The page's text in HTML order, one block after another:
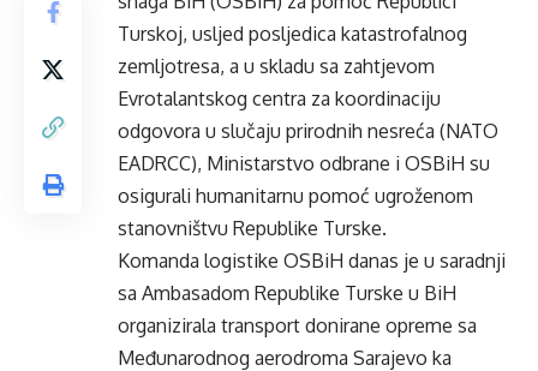
Turskoj, usljed posljedica katastrofalnog
zemljotresa, a u skladu sa zahtjevom
Evrotalantskog centra za koordinaciju
odgovora u slučaju prirodnih nesreća (NATO
EADRCC), Ministarstvo odbrane i OSBiH su
osigurali humanitarnu pomoć ugroženom
stanovništvu Republike Turske.
Komanda logistike OSBiH danas je u saradnji
sa Ambasadom Republike Turske u BiH
organizirala transport donirane opreme sa
Međunarodnog aerodroma Sarajevo ka